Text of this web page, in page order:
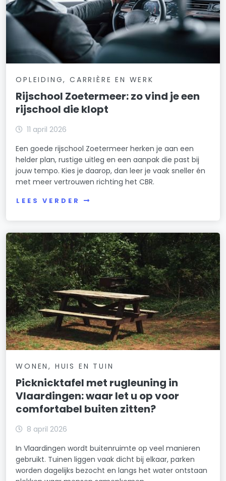
OPLEIDING, CARRIÈRE EN WERK
Rijschool Zoetermeer: zo vind je een
rijschool die klopt
11 april 2026
Een goede rijschool Zoetermeer herken je aan een
helder plan, rustige uitleg en een aanpak die past bij
jouw tempo. Kies je daarop, dan leer je vaak sneller én
met meer vertrouwen richting het CBR.
LEES VERDER
WONEN, HUIS EN TUIN
Picknicktafel met rugleuning in
Vlaardingen: waar let u op voor
comfortabel buiten zitten?
8 april 2026
In Vlaardingen wordt buitenruimte op veel manieren
gebruikt. Tuinen liggen vaak dicht bij elkaar, parken
worden dagelijks bezocht en langs het water ontstaan